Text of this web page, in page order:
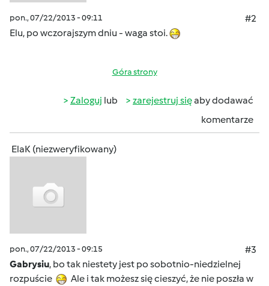
pon., 07/22/2013 - 09:11
#2
Elu, po wczorajszym dniu - waga stoi.
Góra strony
Zaloguj lub zarejestruj sięaby dodawać
komentarze
ElaK (niezweryfikowany)
pon., 07/22/2013 - 09:15
#3
Gabrysiu, bo tak niestety jest po sobotnio-niedzielnej
rozpuście
Ale i tak możesz się cieszyć, że nie poszła w